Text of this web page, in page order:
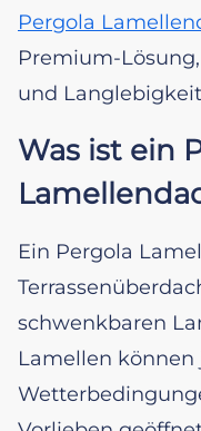
Pergola
Premium-
und
Was ist ein
Ein Pergola
schwenkbaren
Lamellen können